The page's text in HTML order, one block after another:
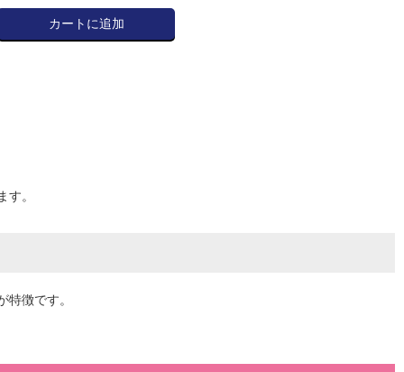
カートに追加
。
徴です。